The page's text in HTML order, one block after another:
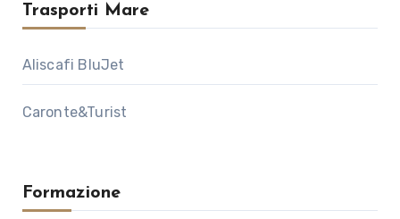
Trasporti Mare
Aliscafi BluJet
Caronte&Turist
Formazione